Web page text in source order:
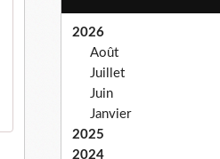
2026
Août
Juillet
Juin
Janvier
2025
2024